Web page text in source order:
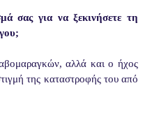
σας για να ξεκινήσετε τη
αλλά και ο ήχος
της καταστροφής του από